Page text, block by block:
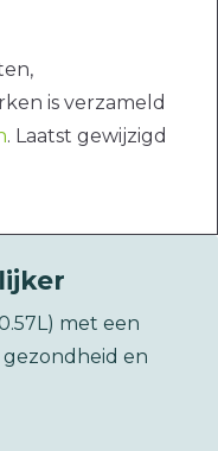
is verzameld
. Laatst gewijzigd
met een
en